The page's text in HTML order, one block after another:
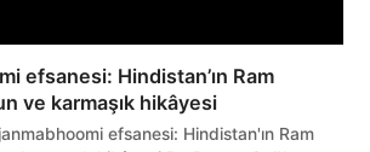
efsanesi: Hindistan’ın Ram
ve karmaşık hikâyesi
efsanesi: Hindistan'ın Ram